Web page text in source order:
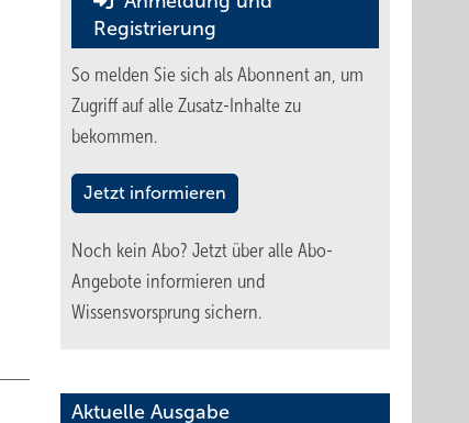
Registrierung
So melden Sie sich als Abonnent an, um
Zugriff auf alle Zusatz-Inhalte zu
bekommen.
Jetzt informieren
Noch kein Abo? Jetzt über alle Abo-
Angebote informieren und
Wissensvorsprung sichern.
Aktuelle Ausgabe